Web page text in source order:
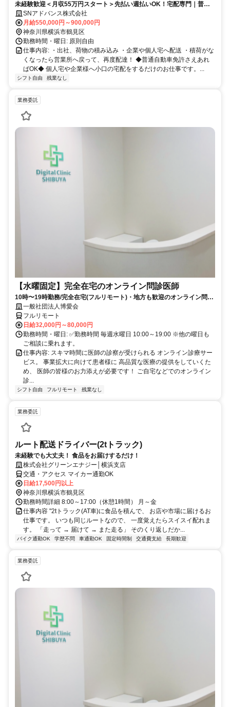
未経験歓迎＜月収55万円スタート＞先払い週払いOK！宅配専門｜普通
免許のみでOK｜格安車両レンタル有り◎
SNアドバンス株式会社
月給550,000円～900,000円
神奈川県横浜市鶴見区
勤務時間・曜日: 原則自由
仕事内容: ・出社、荷物の積み込み ・企業や個人宅へ配送 ・積荷がな
くなったら営業所へ戻って、再度配達！ ◆普通自動車免許さえあれ
ばOK◆ 個人宅や企業様へ小口の宅配をするだけのお仕事です。...
シフト自由 残業なし
業務委託
【水曜固定】完全在宅のオンライン問診医師
10時〜19時勤務/完全在宅(フルリモート)・地方も歓迎のオンライン問診
業務一般社団法人博愛会
フルリモート
日給32,000円～80,000円
勤務時間・曜日: ✅勤務時間 毎週水曜日 10:00～19:00 ※他の曜日も
ご相談に乗れます。
仕事内容: スキマ時間に医師の診察が受けられる オンライン診療サー
ビス。 事業拡大に向けて患者様に 高品質な医療の提供をしていくた
め、 医師の皆様のお力添えが必要です！ ご自宅などでのオンライン
診...
シフト自由 フルリモート 残業なし
業務委託
ルート配送ドライバー(2tトラック)
未経験でも大丈夫！ 食品をお届けするだけ！
株式会社グリーンエナジー│横浜支店
交通・アクセス マイカー通勤OK
日給17,500円以上
神奈川県横浜市鶴見区
勤務時間詳細 8:00～17:00（休憩1時間） 月～金
仕事内容 "2tトラック(AT車)に食品を積んで、 お店や市場に届けるお
仕事です。 いつも同じルートなので、 一度覚えたらスイスイ配れま
す。 「走って → 届けて → また走る」 そのくり返しだか...
バイク通勤OK 学歴不問 車通勤OK 固定時間制 交通費支給 長期歓迎
業務委託